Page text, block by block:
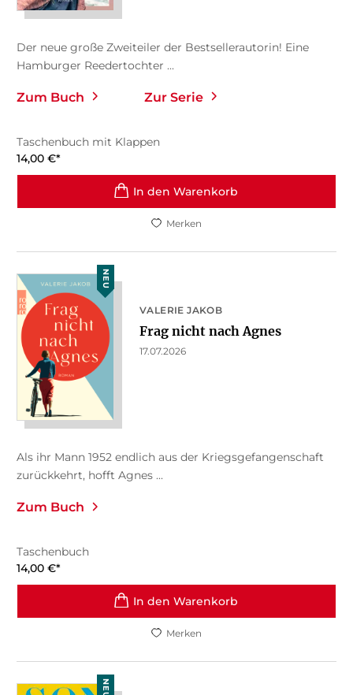
Der neue große Zweiteiler der Bestsellerautorin! Eine
Hamburger Reedertochter ...
Zum Buch Zur Serie
Taschenbuch mit Klappen
14,00 €*
In den Warenkorb
Merken
NEU
VALERIE JAKOB
Frag nicht nach Agnes
17.07.2026
Als ihr Mann 1952 endlich aus der Kriegsgefangenschaft
zurückkehrt, hofft Agnes ...
Zum Buch
Taschenbuch
14,00 €*
In den Warenkorb
Merken
NEU